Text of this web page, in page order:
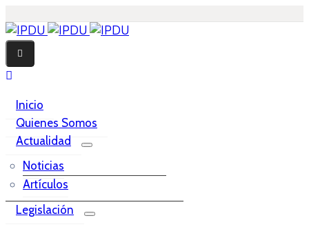
Inicio
Quienes Somos
Actualidad
Noticias
Artículos
Legislación